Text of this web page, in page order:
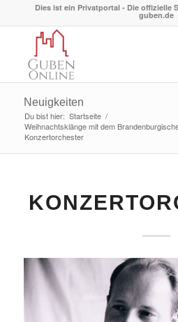
Dies ist ein Privatportal - Die offizielle
guben.de
Neuigkeiten
Du bist hier: Startseite /
Weihnachtsklänge mit dem
Konzertorchester